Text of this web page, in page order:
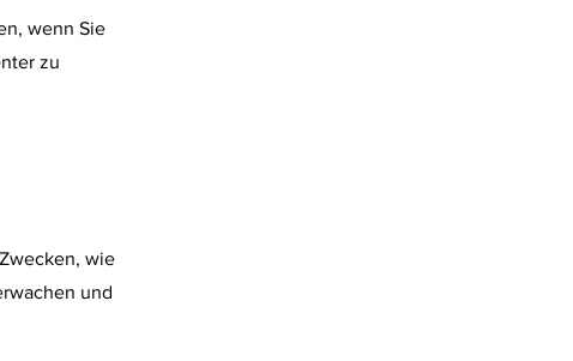
wenn Sie
zu
wie
und